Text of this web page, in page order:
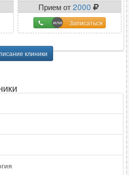
Прием от2000
Записаться
клиники